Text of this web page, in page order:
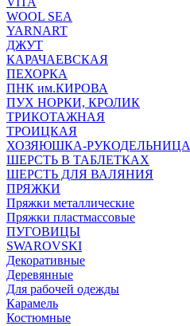
WOOL SEA
YARNART
ДЖУТ
КАРАЧАЕВСКАЯ
ПЕХОРКА
ПНК им.КИРОВА
ПУХ НОРКИ, КРОЛИК
ТРИКОТАЖНАЯ
ТРОИЦКАЯ
ХОЗЯЮШКА-РУКОДЕЛЬНИЦА
ШЕРСТЬ В ТАБЛЕТКАХ
ШЕРСТЬ ДЛЯ ВАЛЯНИЯ
ПРЯЖКИ
Пряжки металлические
Пряжки пластмассовые
ПУГОВИЦЫ
SWAROVSKI
Декоративные
Деревянные
Для рабочей одежды
Карамель
Костюмные